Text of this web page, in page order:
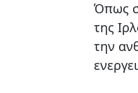
Όπως
της
την